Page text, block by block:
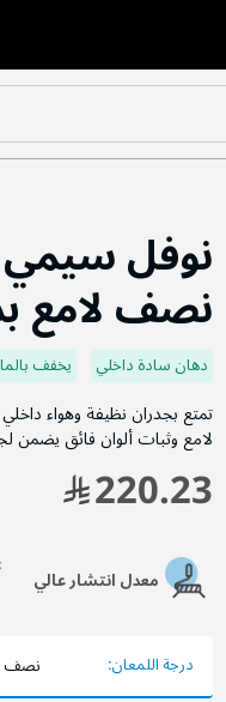
نوفل
نصف لامع
دهان سادة داخلي يخفف
تمتع بجدران نظيفة وهواء
لامع وثبات ألوان فائق يضمن
220.23
معدل انتشار عالي
درجة اللمعان: نصف